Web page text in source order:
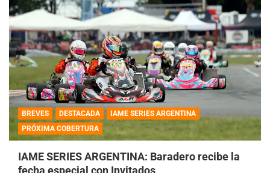
BREVES DESTACADA
IAME SERIES ARGENTINA
PRÓXIMA COBERTURA
IAME SERIES ARGENTINA: Baradero recibe la
fecha especial con Invitados